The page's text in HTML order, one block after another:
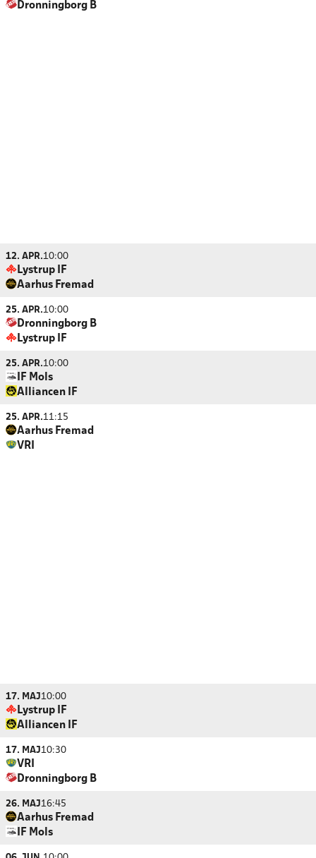
Dronningborg B
12. APR.10:00
Lystrup IF
Aarhus Fremad
25. APR.10:00
Dronningborg B
Lystrup IF
25. APR.10:00
IF Mols
Alliancen IF
25. APR.11:15
Aarhus Fremad
VRI
17. MAJ10:00
Lystrup IF
Alliancen IF
17. MAJ10:30
VRI
Dronningborg B
26. MAJ16:45
Aarhus Fremad
IF Mols